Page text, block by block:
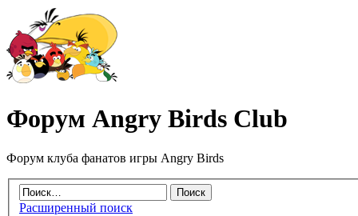
Форум Angry Birds Club
Форум клуба фанатов игры Angry Birds
Расширенный поиск